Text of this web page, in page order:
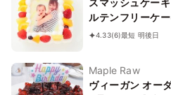
ルテンフリーケ
12cm×12cm ベ
4.33(6)最短 明後日
Maple Raw
ヴィーガン オー